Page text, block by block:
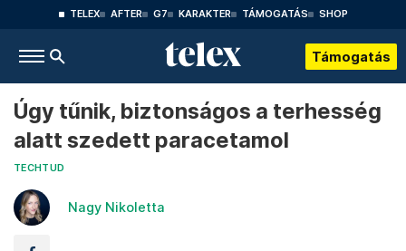
TELEX AFTER G7 KARAKTER TÁMOGATÁS SHOP
Támogatás
Úgy tűnik, biztonságos a terhesség
alatt szedett paracetamol
TECHTUD
Nagy Nikoletta